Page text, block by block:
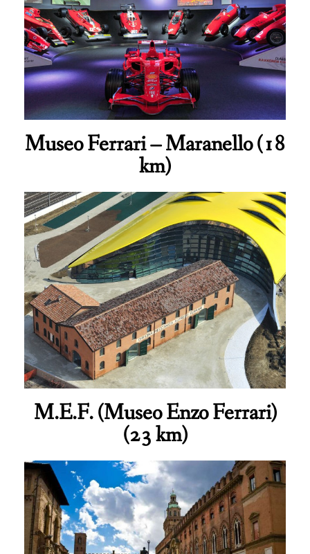
Museo Ferrari – Maranello (18
km)
M.E.F. (Museo Enzo Ferrari)
(23 km)